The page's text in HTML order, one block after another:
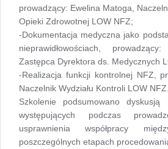
prowadzący: Ewelina Matoga,
Opieki Zdrowotnej LOW NFZ;
-Dokumentacja medyczna jako
nieprawidłowościach,
Zastępca Dyrektora ds. Medycznych
-Realizacja funkcji kontrolnej NFZ,
Naczelnik Wydziału Kontroli LOW NFZ.
Szkolenie podsumowano
występujących podczas
usprawnienia współpracy
poszczególnych etapach